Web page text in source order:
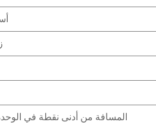
المسافة من أدنى نقطة في